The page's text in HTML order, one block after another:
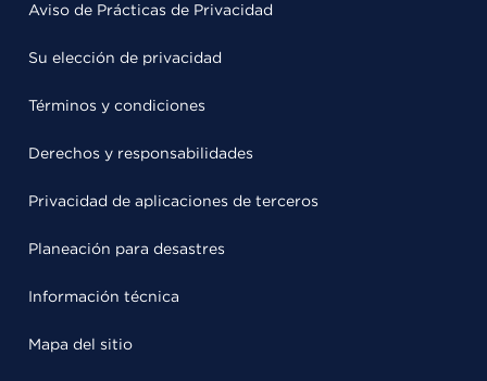
Aviso de Prácticas de Privacidad
Su elección de privacidad
Términos y condiciones
Derechos y responsabilidades
Privacidad de aplicaciones de terceros
Planeación para desastres
Información técnica
Mapa del sitio